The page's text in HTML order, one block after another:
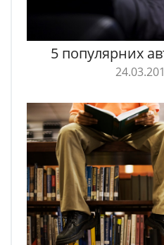
5 популярних